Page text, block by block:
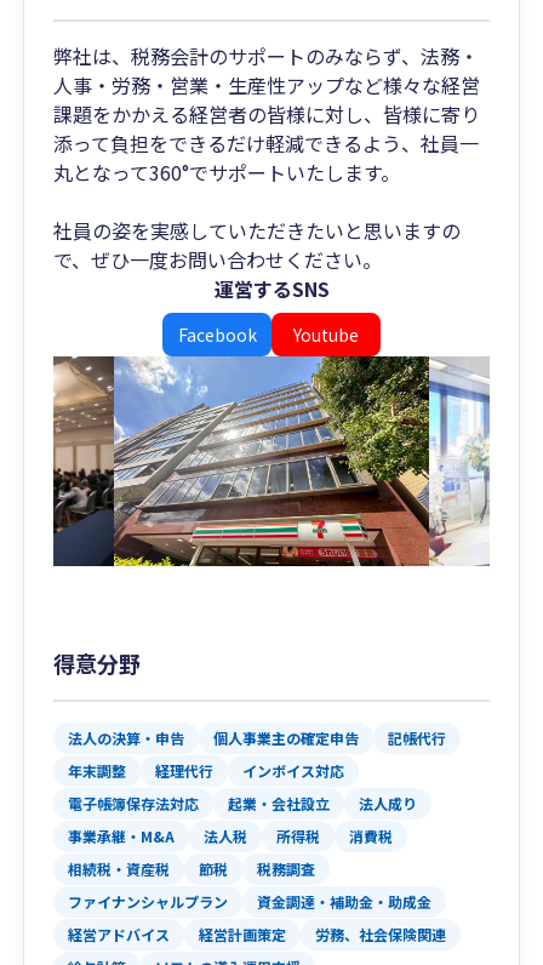
弊社は、税務会計のサポートのみならず、法務・
人事・労務・営業・生産性アップなど様々な経営
課題をかかえる経営者の皆様に対し、皆様に寄り
添って負担をできるだけ軽減できるよう、社員一
丸となって360°でサポートいたします。
社員の姿を実感していただきたいと思いますの
で、ぜひ一度お問い合わせください。
運営するSNS
Facebook Youtube
得意分野
法人の決算・申告 個人事業主の確定申告
記帳代行
年末調整
経理代行
インボイス対応
電子帳簿保存法対応
起業・会社設立
法人成り
事業承継・M&A
法人税 所得税
消費税
相続税・資産税
節税
税務調査
ファイナンシャルプラン
資金調達・補助金・助成金
経営アドバイス
経営計画策定
労務、社会保険関連